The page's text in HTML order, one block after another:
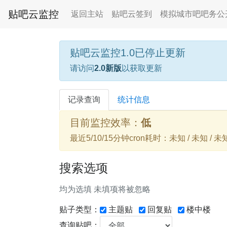
贴吧云监控 返回主站 贴吧云签到 模拟城市吧吧务公
贴吧云监控1.0已停止更新
请访问2.0新版 以获取更新
记录查询 统计信息
目前监控效率： 低
最近5/10/15分钟cron耗时：未知 / 未知 / 未
搜索选项
均为选填 未填项将被忽略
贴子类型： 主题贴 回复贴
楼中楼
查询贴吧：